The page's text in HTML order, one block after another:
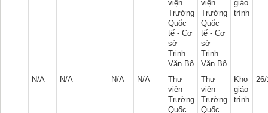
viện
Trường
Quốc
tế - Cơ
sở
Trịnh
Văn Bô
viện
Trường
Quốc
tế - Cơ
sở
Trịnh
Văn Bô
giáo
trình
N/A N/A N/A N/A
Thư
viện
Trường
Quốc
Thư
viện
Trường
Quốc
Kho
giáo
trình